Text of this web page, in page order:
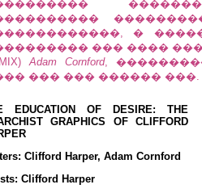
�
��� ����
Adam Cornford,
��� ��� ������ ���.
EDUCATION OF DESIRE: THE
GRAPHICS OF CLIFFORD
Clifford Harper, Adam Cornford
Clifford Harper